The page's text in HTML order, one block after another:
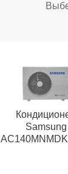
Samsung